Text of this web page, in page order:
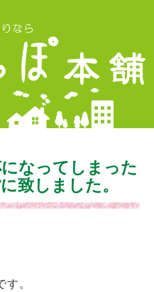
なってしまった
致しました。
。